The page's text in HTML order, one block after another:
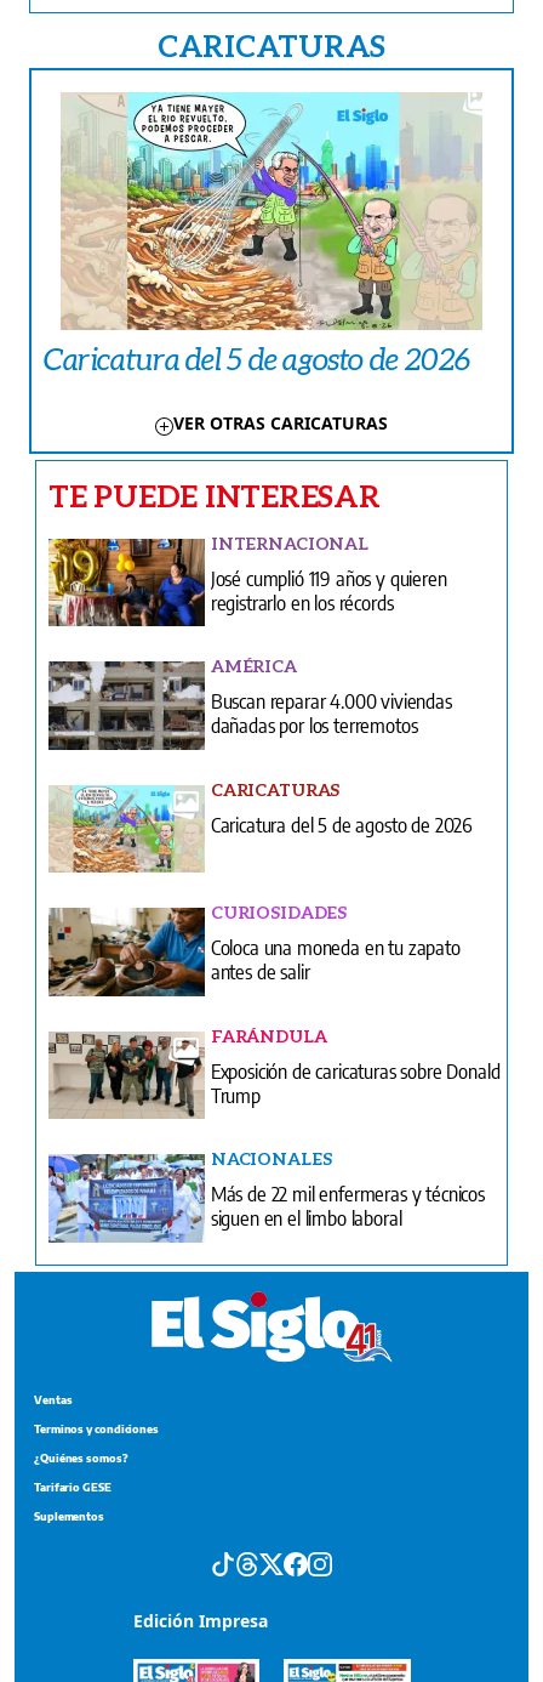
CARICATURAS
Caricatura del 5 de agosto de 2026
VER OTRAS CARICATURAS
TE PUEDE INTERESAR
INTERNACIONAL
José cumplió 119 años y quieren
registrarlo en los récords
AMÉRICA
Buscan reparar 4.000 viviendas
dañadas por los terremotos
CARICATURAS
Caricatura del 5 de agosto de 2026
CURIOSIDADES
Coloca una moneda en tu zapato
antes de salir
FARÁNDULA
Exposición de caricaturas sobre Donald
Trump
NACIONALES
Más de 22 mil enfermeras y técnicos
siguen en el limbo laboral
Ventas
Terminos y condiciones
¿Quiénes somos?
Tarifario GESE
Suplementos
Edición Impresa